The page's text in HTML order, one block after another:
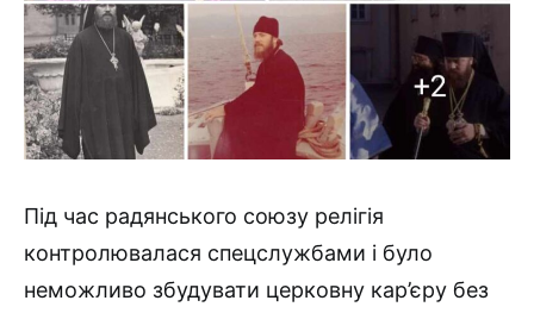
Під час радянського союзу релігія
контролювалася спецслужбами і було
неможливо збудувати церковну кар’єру без